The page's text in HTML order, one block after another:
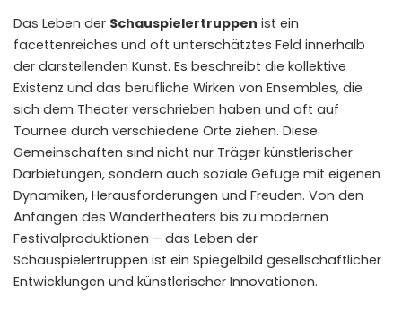
Das Leben der Schauspielertruppen ist ein
facettenreiches und oft unterschätztes Feld innerhalb
der darstellenden Kunst. Es beschreibt die kollektive
Existenz und das berufliche Wirken von Ensembles, die
sich dem Theater verschrieben haben und oft auf
Tournee durch verschiedene Orte ziehen. Diese
Gemeinschaften sind nicht nur Träger künstlerischer
Darbietungen, sondern auch soziale Gefüge mit eigenen
Dynamiken, Herausforderungen und Freuden. Von den
Anfängen des Wandertheaters bis zu modernen
Festivalproduktionen – das Leben der
Schauspielertruppen ist ein Spiegelbild gesellschaftlicher
Entwicklungen und künstlerischer Innovationen.